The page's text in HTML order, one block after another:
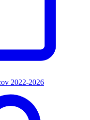
2022-2026